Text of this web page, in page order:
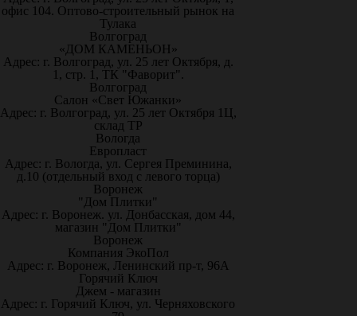
офис 104. Оптово-строительный рынок на
Тулака
Волгоград
«ДОМ КАМЕНЬОН»
Адрес: г. Волгоград, ул. 25 лет Октября, д.
1, стр. 1, ТК "Фаворит".
Волгоград
Салон «Свет Южанки»
Адрес: г. Волгоград, ул. 25 лет Октября 1Ц,
склад ТР
Вологда
Европласт
Адрес: г. Вологда, ул. Сергея Преминина,
д.10 (отдельный вход с левого торца)
Воронеж
"Дом Плитки"
Адрес: г. Воронеж. ул. Донбасская, дом 44,
магазин "Дом Плитки"
Воронеж
Компания ЭкоПол
Адрес: г. Воронеж, Ленинский пр-т, 96А
Горячий Ключ
Джем - магазин
Адрес: г. Горячий Ключ, ул. Черняховского